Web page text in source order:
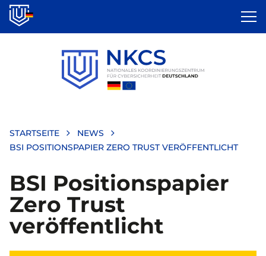
Direkt
zum
Inhalt
STARTSEITE
NEWS
BSI POSITIONSPAPIER ZERO TRUST VERÖFFENTLICHT
BSI Positionspapier
Zero Trust
veröffentlicht